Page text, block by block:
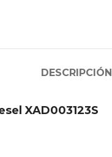
DESCRIPCIÓN
XAD003123S